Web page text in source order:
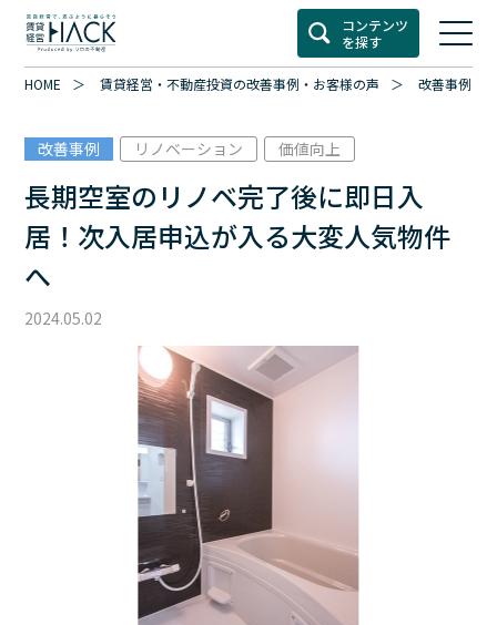
コンテンツ
を探す
HOME 賃貸経営・不動産投資の改善事例・お客様の声 改善事例カ
改善事例 リノベーション 価値向上
長期空室のリノベ完了後に即日入
居！次入居申込が入る大変人気物件
へ
2024.05.02